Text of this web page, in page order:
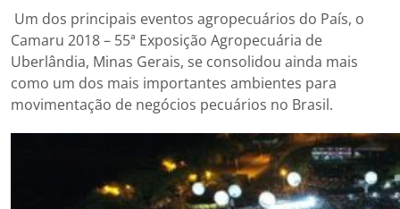
Um dos principais eventos agropecuários do País, o
Camaru 2018 – 55ª Exposição Agropecuária de
Uberlândia, Minas Gerais, se consolidou ainda mais
como um dos mais importantes ambientes para
movimentação de negócios pecuários no Brasil.